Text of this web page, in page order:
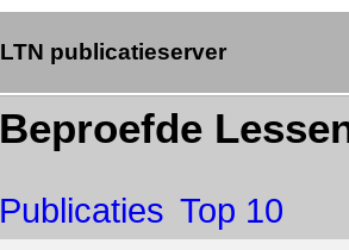
LTN publicatieserver
Beproefde
Publicaties Top 10